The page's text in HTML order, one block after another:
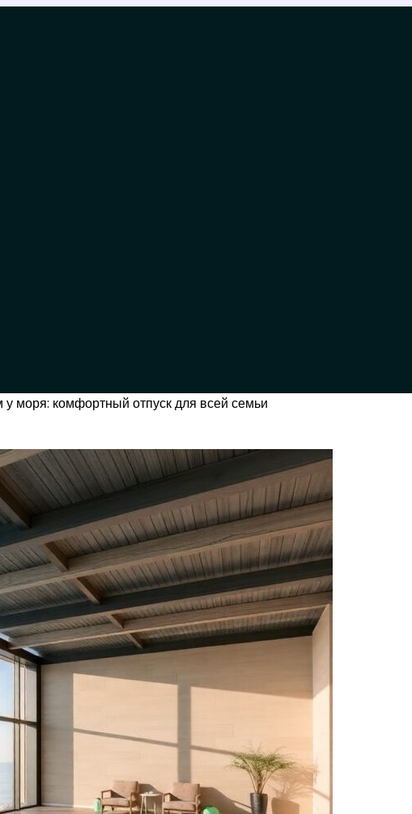
моря: комфортный отпуск для всей семьи